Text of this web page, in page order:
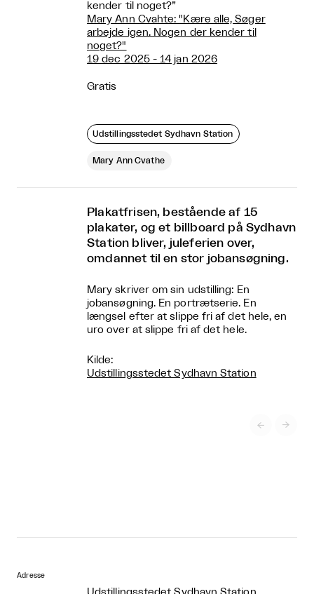
kender til noget?”
Mary Ann Cvahte: "Kære alle, Søger
arbejde igen. Nogen der kender til
noget?"
19 dec 2025 - 14 jan 2026
Gratis
Udstillingsstedet Sydhavn Station
Mary Ann Cvathe
Plakatfrisen, bestående af 15
plakater, og et billboard på Sydhavn
Station bliver, juleferien over,
omdannet til en stor jobansøgning.
Mary skriver om sin udstilling: En
jobansøgning. En portrætserie. En
længsel efter at slippe fri af det hele, en
uro over at slippe fri af det hele.
Kilde:
Udstillingsstedet Sydhavn Station
 
Adresse